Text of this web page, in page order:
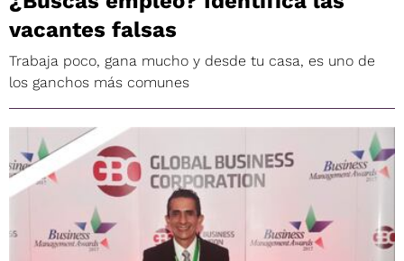
vacantes falsas
Trabaja poco, gana mucho y desde tu casa, es uno de
los ganchos más comunes